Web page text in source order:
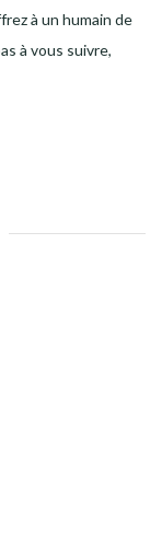
à un humain de
à vous suivre,